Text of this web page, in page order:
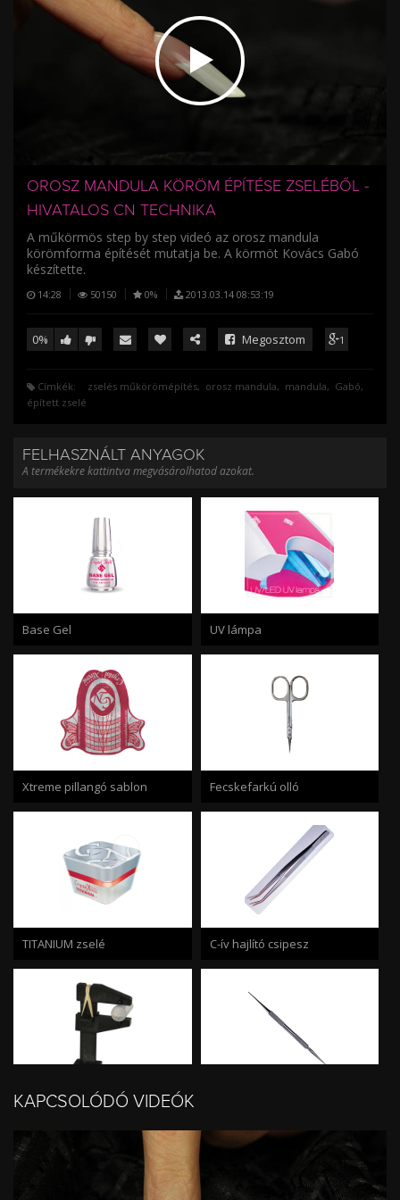
OROSZ MANDULA KÖRÖM ÉPÍTÉSE ZSELÉBŐL -
HIVATALOS CN TECHNIKA
A műkörmös step by step videó az orosz mandula
körömforma építését mutatja be. A körmöt Kovács Gabó
készítette.
14:28 50150 0% 2013.03.14 08:53:19
0% Megosztom 1
Címkék: zselés műkörömépítés orosz mandula mandula
Gabó
épített zselé
FELHASZNÁLT ANYAGOK
A termékekre kattintva megvásárolhatod azokat.
Base Gel UV lámpa
Xtreme pillangó sablon Fecskefarkú olló
TITANIUM zselé C-ív hajlító csipesz
C-ív megtartó csipesz
KAPCSOLÓDÓ VIDEÓK